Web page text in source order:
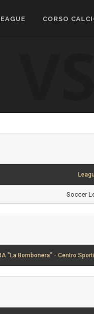
CORSO
Soccer
"La Bombonera" - Centro